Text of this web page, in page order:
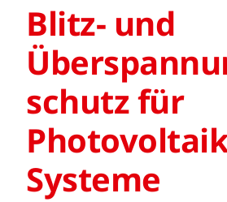
Blitz- und
schutz für
Systeme